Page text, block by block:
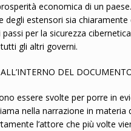
economica di un
degli estensori sia
per la sicurezza
gli altri governi.
DEL
essere svolte per porre in
nella narrazione in materia
l’attore che più volte